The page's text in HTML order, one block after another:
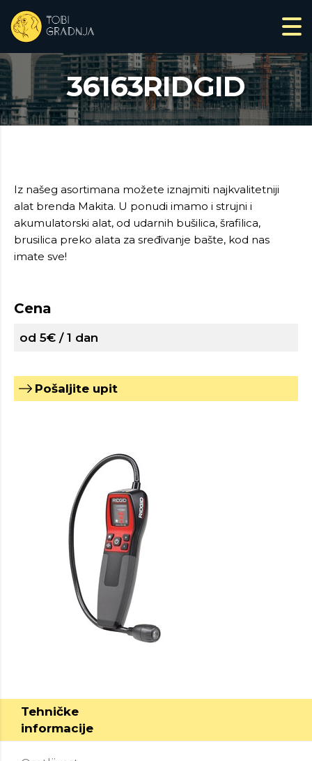
36163RIDGID
Iz našeg asortimana možete iznajmiti najkvalitetniji
alat brenda Makita. U ponudi imamo i strujni i
akumulatorski alat, od udarnih bušilica, šrafilica,
brusilica preko alata za sređivanje bašte, kod nas
imate sve!
Cena
od 5€ / 1 dan
Pošaljite upit
Tehničke
informacije